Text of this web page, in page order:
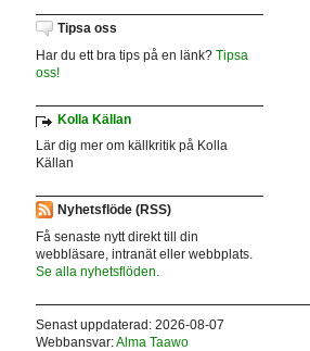
Tipsa oss
Har du ett bra tips på en länk? Tipsa
oss!
Kolla Källan
Lär dig mer om källkritik på Kolla
Källan
Nyhetsflöde (RSS)
Få senaste nytt direkt till din
webbläsare, intranät eller webbplats.
Se alla nyhetsflöden.
Senast uppdaterad: 2026-08-07
Webbansvar:Alma Taawo